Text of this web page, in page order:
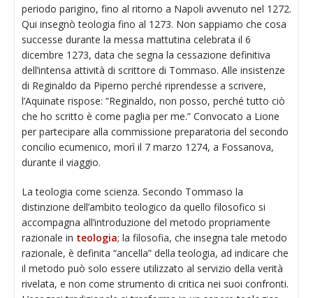
periodo parigino, fino al ritorno a Napoli avvenuto nel 1272.
Qui insegnò teologia fino al 1273. Non sappiamo che cosa
successe durante la messa mattutina celebrata il 6
dicembre 1273, data che segna la cessazione definitiva
dell’intensa attività di scrittore di Tommaso. Alle insistenze
di Reginaldo da Piperno perché riprendesse a scrivere,
l’Aquinate rispose: “Reginaldo, non posso, perché tutto ciò
che ho scritto è come paglia per me.” Convocato a Lione
per partecipare alla commissione preparatoria del secondo
concilio ecumenico, morì il 7 marzo 1274, a Fossanova,
durante il viaggio.
La teologia come scienza. Secondo Tommaso la
distinzione dell’ambito teologico da quello filosofico si
accompagna all’introduzione del metodo propriamente
razionale in teologia; la filosofia, che insegna tale metodo
razionale, è definita “ancella” della teologia, ad indicare che
il metodo può solo essere utilizzato al servizio della verità
rivelata, e non come strumento di critica nei suoi confronti.